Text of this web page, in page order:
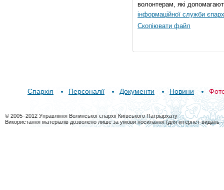
волонтерам, які
інформаційної служби
Скопіювати файл
Єпархія Персоналії Документи Новини
© 2005–2012 Управління Волинської єпархії Київського Патріархату
Використання матеріалів дозволено лише за умови посилання (для інтернет-видань